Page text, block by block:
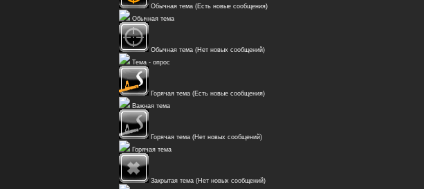
Обычная тема (Есть новые сообщения)
Обычная тема
Обычная тема (Нет новых сообщений)
Тема - опрос
Горячая тема (Есть новые сообщения)
Важная тема
Горячая тема (Нет новых сообщений)
Горячая тема
Закрытая тема (Нет новых сообщений)